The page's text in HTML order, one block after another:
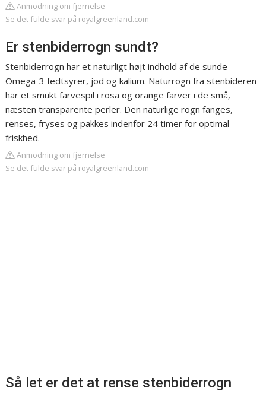
Anmodning om fjernelse
Se det fulde svar på royalgreenland.com
Er stenbiderrogn sundt?
Stenbiderrogn har et naturligt højt indhold af de sunde
Omega-3 fedtsyrer, jod og kalium. Naturrogn fra stenbideren
har et smukt farvespil i rosa og orange farver i de små,
næsten transparente perler. Den naturlige rogn fanges,
renses, fryses og pakkes indenfor 24 timer for optimal
friskhed.
Anmodning om fjernelse
Se det fulde svar på royalgreenland.com
Så let er det at rense stenbiderrogn